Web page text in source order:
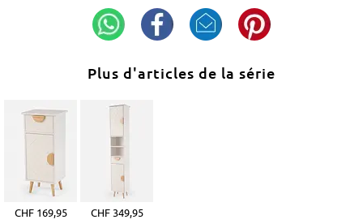
Plus d'articles de la série
CHF 169,95 CHF 349,95